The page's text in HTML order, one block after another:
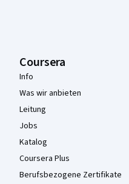
Coursera
Info
Was wir anbieten
Leitung
Jobs
Katalog
Coursera Plus
Berufsbezogene Zertifikate